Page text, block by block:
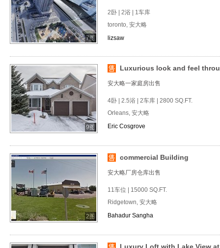
7图
2卧 | 2浴 | 1车库
toronto, 安大略
lizsaw
9图
Luxurious look and feel
安大略一家庭房出售
4卧 | 2.5浴 | 2车库 | 2800 SQ.FT.
Orleans, 安大略
Eric Cosgrove
2图
commercial Building
安大略厂房仓库出售
11车位 | 15000 SQ.FT.
Ridgetown, 安大略
Bahadur Sangha